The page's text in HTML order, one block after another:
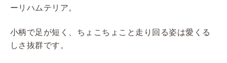
ーリハムテリア。
小柄で足が短く、ちょこちょこと走り回る姿は愛くる
しさ抜群です。